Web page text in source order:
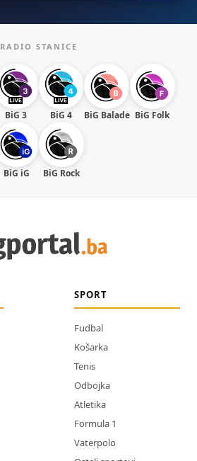
RADIO STANICE
BiG 3 BiG 4 BiG Balade BiG Folk
BiG iG BiG Rock
SPORT
Fudbal
Košarka
Tenis
Odbojka
Atletika
Formula 1
Vaterpolo